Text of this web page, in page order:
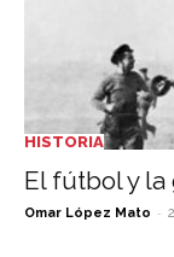
HISTORIA
El fútbol y
Omar López Mato -